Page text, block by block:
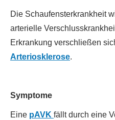
Die Schaufensterkrankheit
arterielle
Erkrankung verschließen
Arteriosklerose.
Symptome
Eine pAVK fällt durch eine